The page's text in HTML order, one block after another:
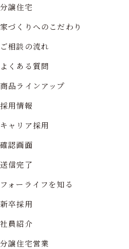
分譲住宅
家づくりへのこだわり
ご相談の流れ
よくある質問
商品ラインアップ
採用情報
キャリア採用
確認画面
送信完了
フォーライフを知る
新卒採用
社員紹介
分譲住宅営業